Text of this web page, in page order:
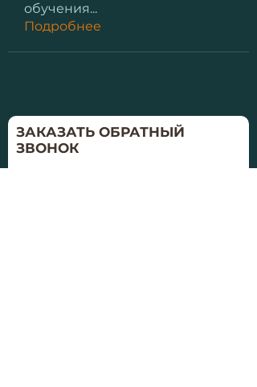
обучения...
Подробнее
ЗАКАЗАТЬ ОБРАТНЫЙ
ЗВОНОК